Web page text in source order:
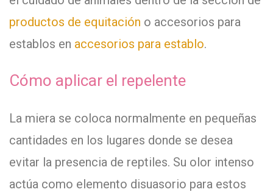
productos de equitación o accesorios para
establos en accesorios para establo.
Cómo aplicar el repelente
La miera se coloca normalmente en pequeñas
cantidades en los lugares donde se desea
evitar la presencia de reptiles. Su olor intenso
actúa como elemento disuasorio para estos